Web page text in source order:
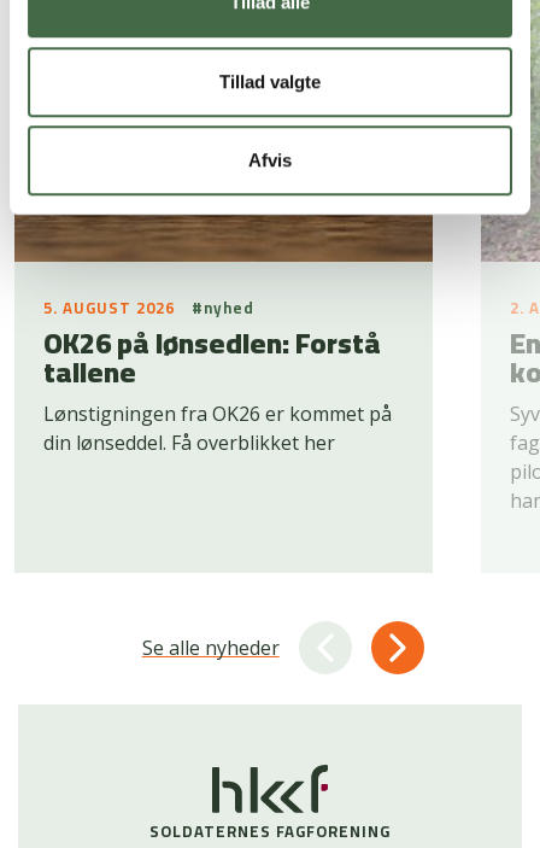
Tillad valgte
Afvis
5. AUGUST 2026 #nyhed
OK26 på lønsedlen: Forstå
tallene
Lønstigningen fra OK26 er kommet på
din lønseddel. Få overblikket her
2.
Se alle nyheder
SOLDATERNES FAGFORENING